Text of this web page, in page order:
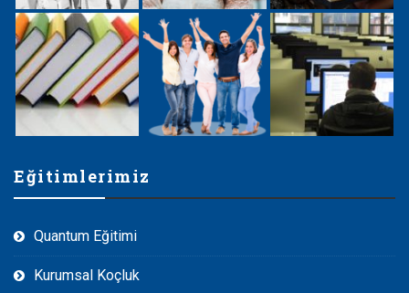
Eğitimlerimiz
Quantum Eğitimi
Kurumsal Koçluk